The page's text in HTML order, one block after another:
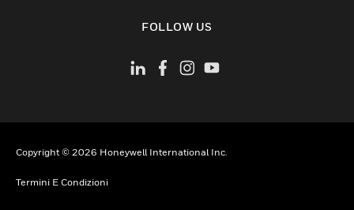
FOLLOW US
Copyright © 2026 Honeywell International Inc.
Termini E Condizioni